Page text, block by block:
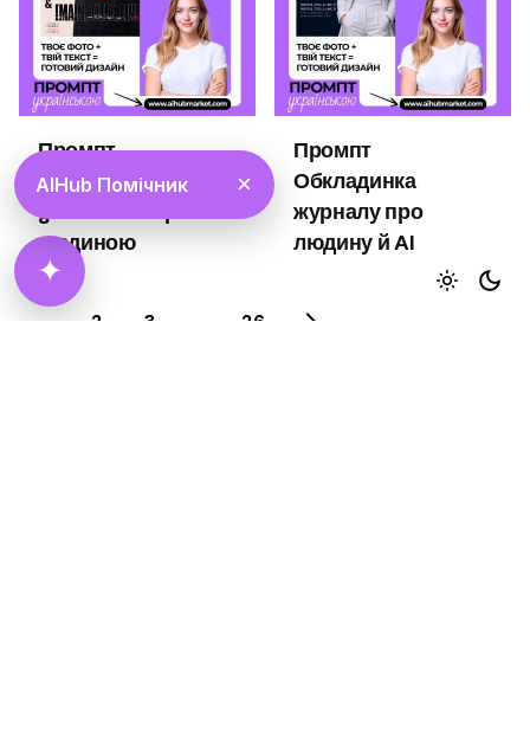
Промпт
Футуристичний
glitch-постер із
людиною
Промпт
Обкладинка
журналу про
людину й AI
1 2 3 26
AIHub Помічник ×
✦